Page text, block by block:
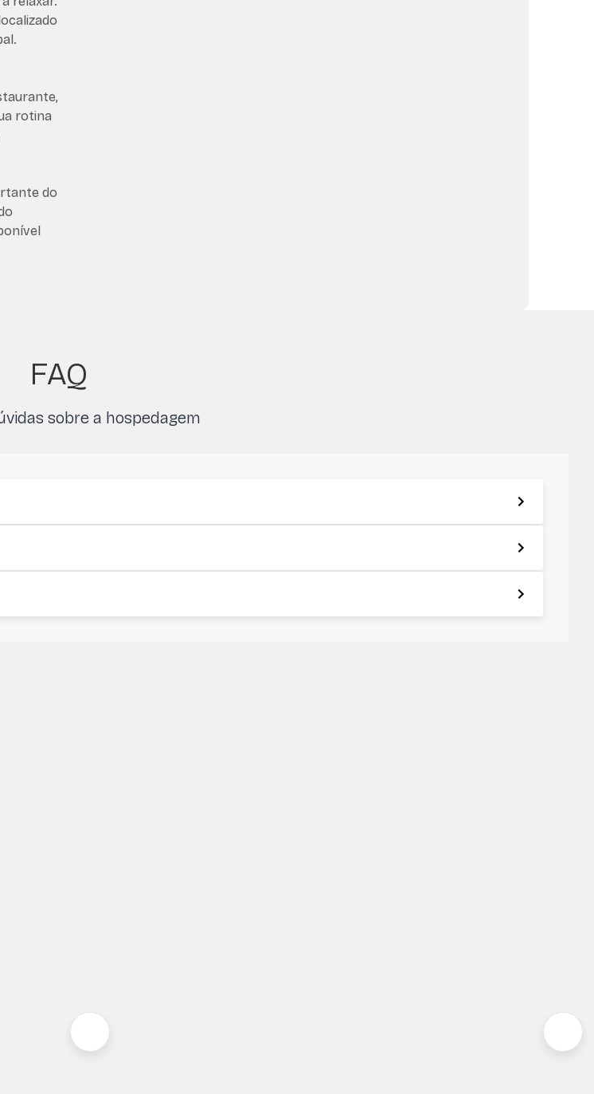
rotina
do
FAQ
sobre a hospedagem